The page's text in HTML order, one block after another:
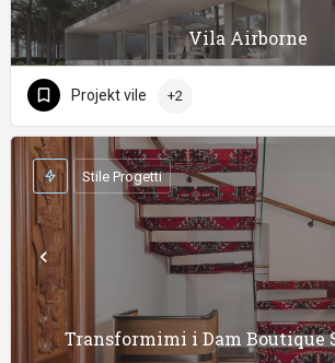
Vila Airborne
Projekt vile +2
Transformimi i Dam Boutique
Stile Progetti